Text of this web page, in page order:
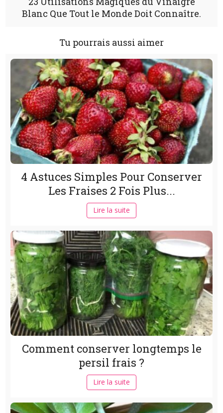
Blanc Que Tout le Monde Doit Connaître.
Tu pourrais aussi aimer
4 Astuces Simples Pour Conserver
Les Fraises 2 Fois Plus...
Lire la suite
Comment conserver longtemps le
persil frais ?
Lire la suite